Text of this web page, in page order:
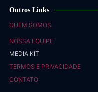
Outros Links
QUEM SOMOS
NOSSA EQUIPE
MEDIA KIT
TERMOS E PRIVACIDADE
CONTATO